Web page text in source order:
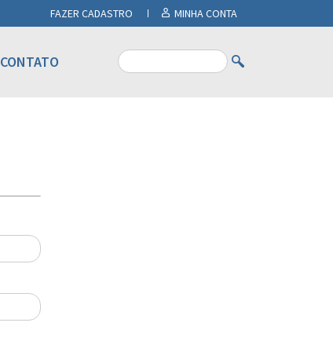
FAZER CADASTRO MINHA CONTA
CONTATO